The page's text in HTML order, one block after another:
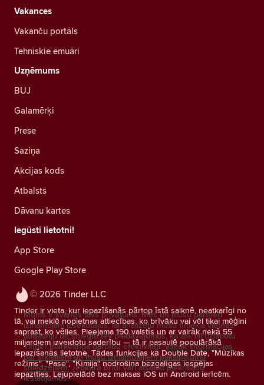
© 2026 Tinder LLC
Tinder ir vieta, kur iepazīšanās pārtop īstā saiknē, neatkarīgi no
tā, vai meklē nopietnas attiecības, ko brīvāku vai vēl tikai mēģini
saprast, ko vēlies. Pieejama 190 valstīs un ar vairāk nekā 55
miljardiem izveidotu saderību — tā ir pasaulē populārākā
iepazīšanās lietotne. Tādas funkcijas kā Double Date, "Mūzikas
režīms", "Pase", "Ķīmija" nodrošina bezgalīgas iespējas
iepazīties. Lejupielādē bez maksas iOS un Android ierīcēm.
Vakances
Vakanču portāls
Tehniskie emuāri
Uzņēmums
BUJ
Galamērķi
Prese
Saziņa
Akcijas kods
Atbalsts
Dāvanu kartes
Iegūsti lietotni!
App Store
Google Play Store
Mums ir svarīgs tavs privātums. Mēs un mūsu partneri
izmantojam izsekotājus, lai analizētu mūsu tīmekļa vietnes
auditoriju un sniegtu tev piedāvājumus, kā arī, lai uzlabotu
Tinder mārketinga darbību efektivitāti. Vairāk informācijas
par sīkfailiem un mūsu izmantotajiem pakalpojumu
sniedzējiem. Jebkurā brīdī vari atsaukt piekrišanu
iestatījumos.